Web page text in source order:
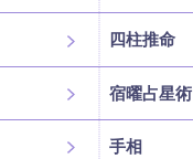
四柱推命
宿曜占星術
手相